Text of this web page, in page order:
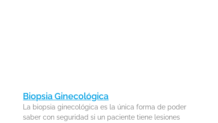
acceder a los ovarios en la punción ovárica.
Biopsia Ginecológica
La biopsia ginecológica es la única forma de poder
saber con seguridad si un paciente tiene lesiones